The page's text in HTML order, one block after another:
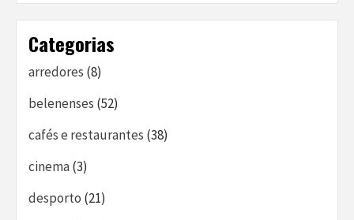
Categorias
arredores (8)
belenenses (52)
cafés e restaurantes (38)
cinema(3)
desporto (21)